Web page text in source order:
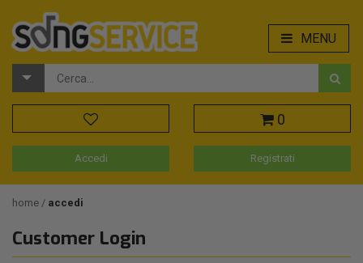
MENU
0
Accedi Registrati
home accedi
Customer Login